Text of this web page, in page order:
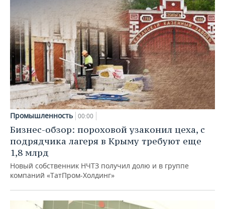
Промышленность 00:00
Бизнес-обзор: пороховой узаконил цеха, с
подрядчика лагеря в Крыму требуют еще
1,8 млрд
Новый собственник НЧТЗ получил долю и в группе
компаний «ТатПром-Холдинг»